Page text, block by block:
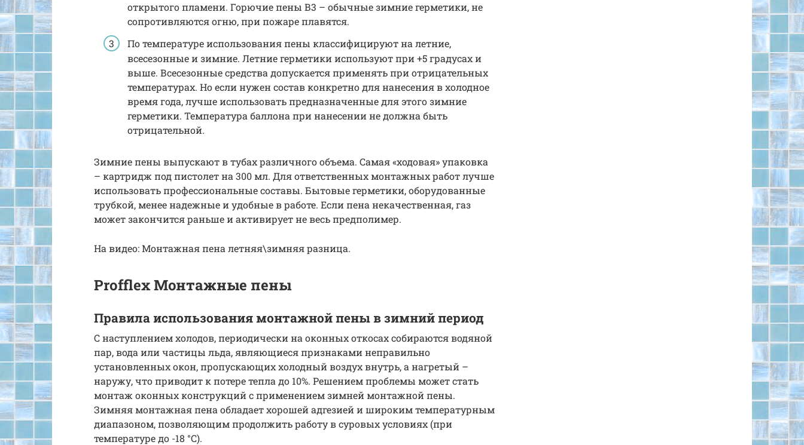
открытого пламени. Горючие пены В3 – обычные зимние герметики, не
сопротивляются огню, при пожаре плавятся.
По температуре использования пены классифицируют на летние,
всесезонные и зимние. Летние герметики используют при +5 градусах и
выше. Всесезонные средства допускается применять при отрицательных
температурах. Но если нужен состав конкретно для нанесения в холодное
время года, лучше использовать предназначенные для этого зимние
герметики. Температура баллона при нанесении не должна быть
отрицательной.
Зимние пены выпускают в тубах различного объема. Самая «ходовая» упаковка
– картридж под пистолет на 300 мл. Для ответственных монтажных работ лучше
использовать профессиональные составы. Бытовые герметики, оборудованные
трубкой, менее надежные и удобные в работе. Если пена некачественная, газ
может закончится раньше и активирует не весь предполимер.
На видео: Монтажная пена летняя\зимняя разница.
Profflex Монтажные пены
Правила использования монтажной пены в зимний период
С наступлением холодов, периодически на оконных откосах собираются водяной
пар, вода или частицы льда, являющиеся признаками неправильно
установленных окон, пропускающих холодный воздух внутрь, а нагретый –
наружу, что приводит к потере тепла до 10%. Решением проблемы может стать
монтаж оконных конструкций с применением зимней монтажной пены.
Зимняя монтажная пена обладает хорошей адгезией и широким температурным
диапазоном, позволяющим продолжить работу в суровых условиях (при
температуре до -18 °С).